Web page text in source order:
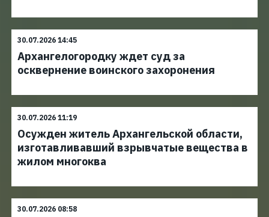
30.07.2026 14:45
Архангелогородку ждет суд за
осквернение воинского захоронения
30.07.2026 11:19
Осужден житель Архангельской области,
изготавливавший взрывчатые вещества в
жилом многоква
30.07.2026 08:58